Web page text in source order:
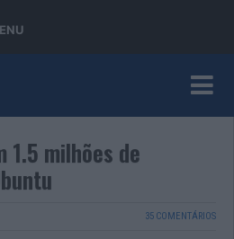
1.5 milhões de
35 COMENTÁRIOS